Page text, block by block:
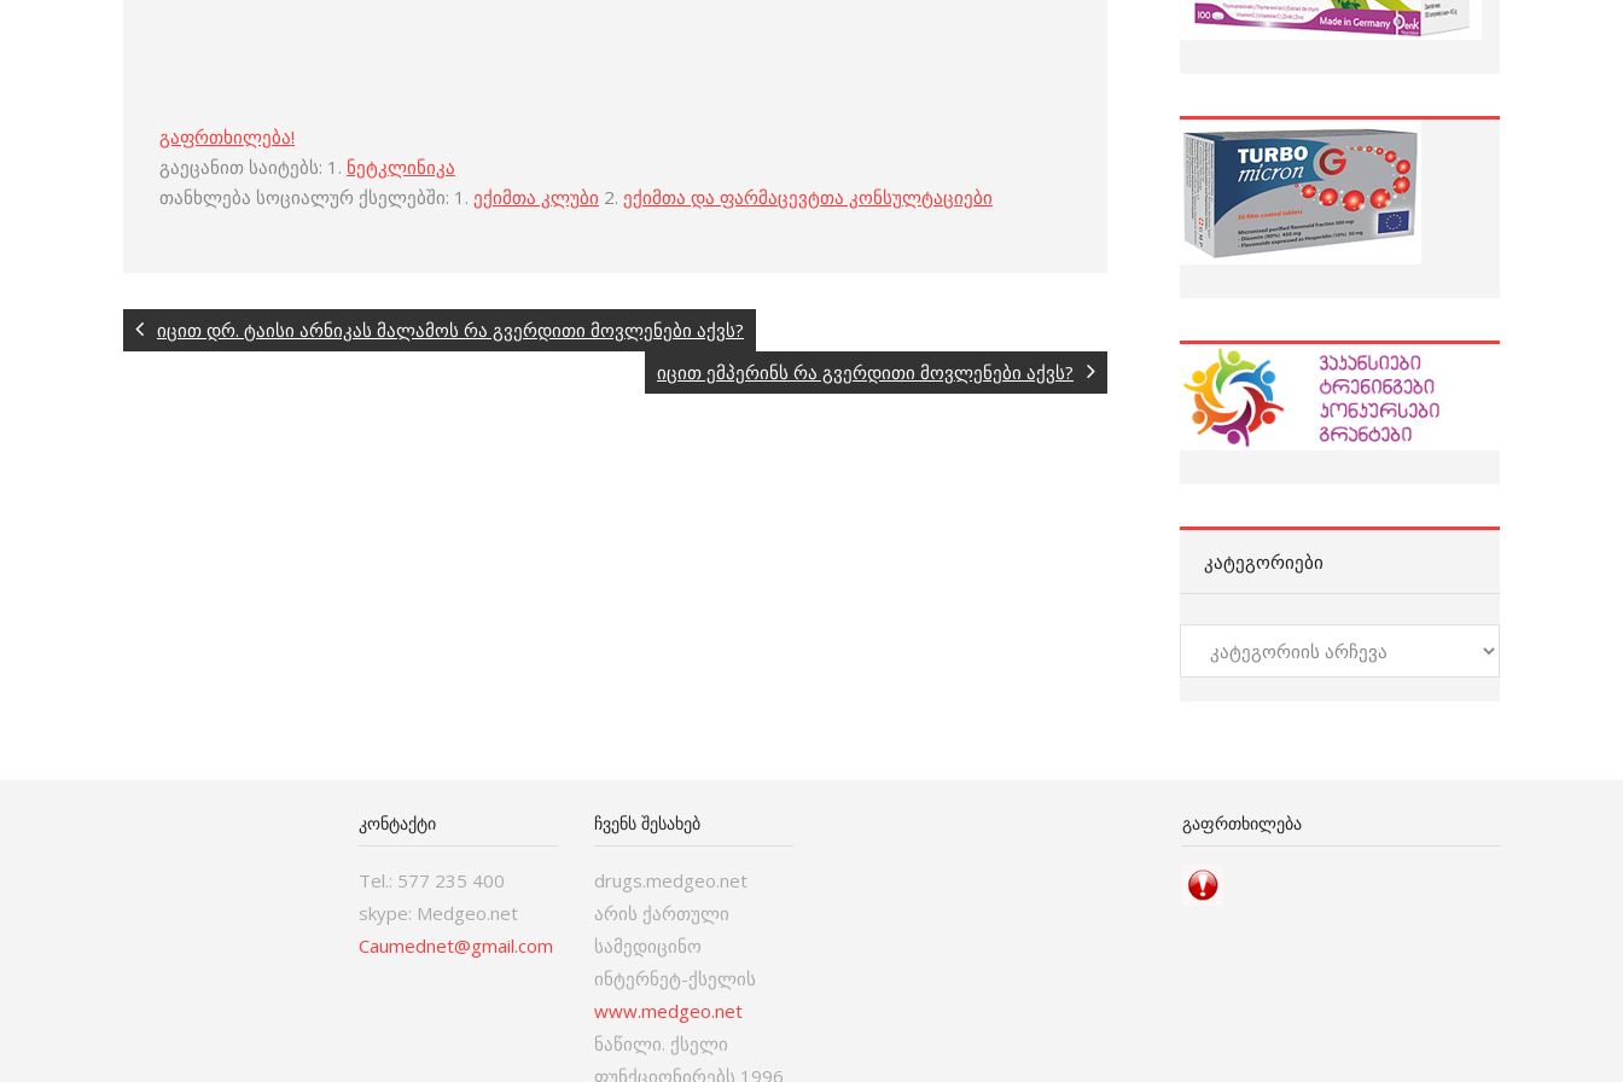
გაფრთხილება!
გაეცანით საიტებს: 1. ნეტკლინიკა
თანხლება სოციალურ ქსელებში: 1. ექიმთა კლუბი 2. ექიმთა და ფარმაცევტთა კონსულტაციები
იცით დრ. ტაისი არნიკას მალამოს რა გვერდითი მოვლენები აქვს?
იცით ემპერინს რა გვერდითი მოვლენები აქვს?
ᲙᲐᲢᲔᲒᲝᲠᲘᲔᲑᲘ
კატეგორიები
ᲙᲝᲜᲢᲐᲥᲢᲘ
Tel.: 577 235 400
skype: Medgeo.net
Caumednet@gmail.com
ᲩᲕᲔᲜᲡ ᲨᲔᲡᲐᲮᲔᲑ
drugs.medgeo.net
არის ქართული
სამედიცინო
ინტერნეტ-ქსელის
www.medgeo.net
ნაწილი. ქსელი
ფუნქციონირებს 1996
ᲒᲐᲤᲠᲗᲮᲘᲚᲔᲑᲐ